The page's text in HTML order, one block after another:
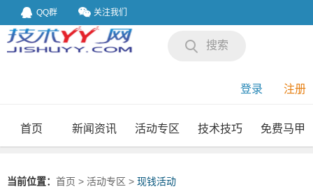
QQ群 关注我们
搜索
登录 注册
首页 新闻资讯 活动专区 技术技巧 免费马甲
当前位置： 首页 > 活动专区 > 现钱活动